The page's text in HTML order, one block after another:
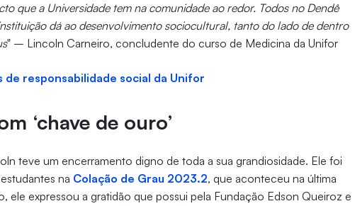
que a Universidade tem na comunidade ao redor. Todos no Dendê
dá ao desenvolvimento sociocultural, tanto do lado de dentro
" – Lincoln Carneiro, concludente do curso de Medicina da Unifor
de responsabilidade social da Unifor
‘chave de ouro’
teve um encerramento digno de toda a sua grandiosidade. Ele foi
na Colação de Grau 2023.2, que aconteceu na última
ele expressou a gratidão que possui pela Fundação Edson Queiroz e